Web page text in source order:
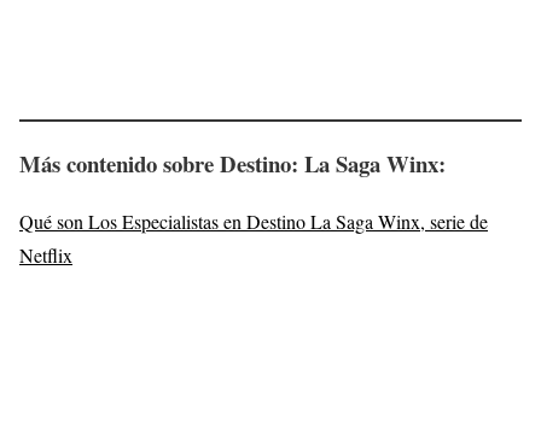
Más contenido sobre Destino: La Saga Winx:
Qué son Los Especialistas en Destino La Saga Winx, serie de
Netflix